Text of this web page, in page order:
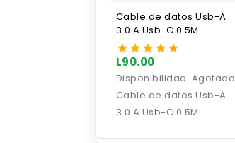
Cable de datos Usb-A
3.0 A Usb-C 0.5M
Ugreen
L90.00
Disponibilidad: Agotado
Cable de datos Usb-A
3.0 A Usb-C 0.5M